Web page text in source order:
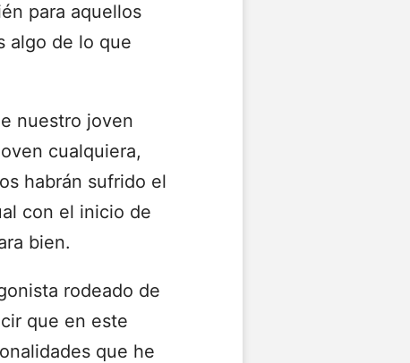
para aquellos
algo de lo que
nuestro joven
cualquiera,
habrán sufrido el
con el inicio de
bien.
rodeado de
que en este
que he